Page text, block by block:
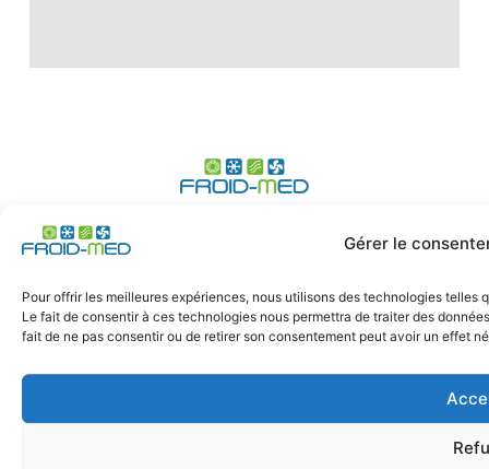
Gérer le
Pour offrir les meilleures expériences, nous utilisons des technologies
Le fait de consentir à ces technologies nous permettra de traiter des
fait de ne pas consentir ou de retirer son consentement peut avoir un effet
Expert du génie climatique, climatisation, ECS,
chaufferie - tertiaire et particuliers à Marseille, Toulon,
d'azur